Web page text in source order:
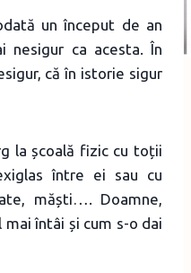
un început de an
nesigur ca acesta. În
că în istorie sigur
la școală fizic cu toții
între ei sau cu
măști…. Doamne,
mai întâi și cum s-o dai